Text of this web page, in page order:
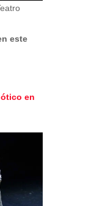
este
en